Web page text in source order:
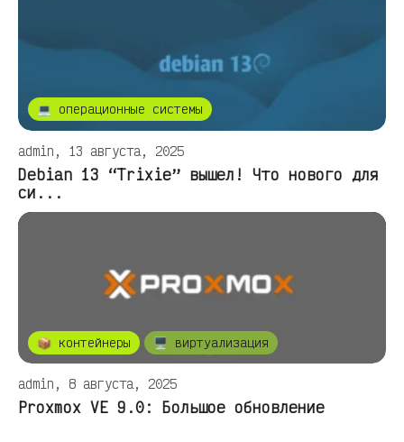
💻 операционные системы
admin, 13 августа, 2025
Debian 13 “Trixie” вышел! Что нового для
си...
📦 контейнеры 🖥️ виртуализация
admin, 8 августа, 2025
Proxmox VE 9.0: Большое обновление